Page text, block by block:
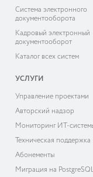
Система электронного
документооборота
Кадровый электронный
документооборот
Каталог всех систем
УСЛУГИ
Управление проектами
Авторский надзор
Мониторинг ИТ-
Техническая поддержка
Абонементы
Миграция на